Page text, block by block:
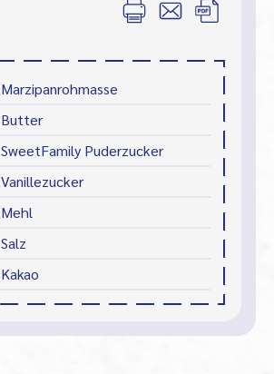
Marzipanrohmasse
Butter
SweetFamily Puderzucker
Vanillezucker
Mehl
Salz
Kakao